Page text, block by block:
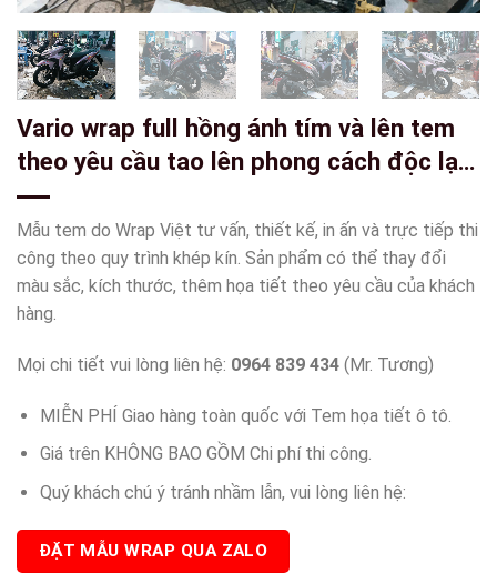
Vario wrap full hồng ánh tím và lên tem
theo yêu cầu tao lên phong cách độc lạ -
wv448
Mẫu tem do Wrap Việt tư vấn, thiết kế, in ấn và trực tiếp thi
công theo quy trình khép kín. Sản phẩm có thể thay đổi
màu sắc, kích thước, thêm họa tiết theo yêu cầu của khách
hàng.
Mọi chi tiết vui lòng liên hệ: 0964 839 434 (Mr. Tương)
MIỄN PHÍ Giao hàng toàn quốc với Tem họa tiết ô tô.
Giá trên KHÔNG BAO GỒM Chi phí thi công.
Quý khách chú ý tránh nhầm lẫn, vui lòng liên hệ:
ĐẶT MẪU WRAP QUA ZALO